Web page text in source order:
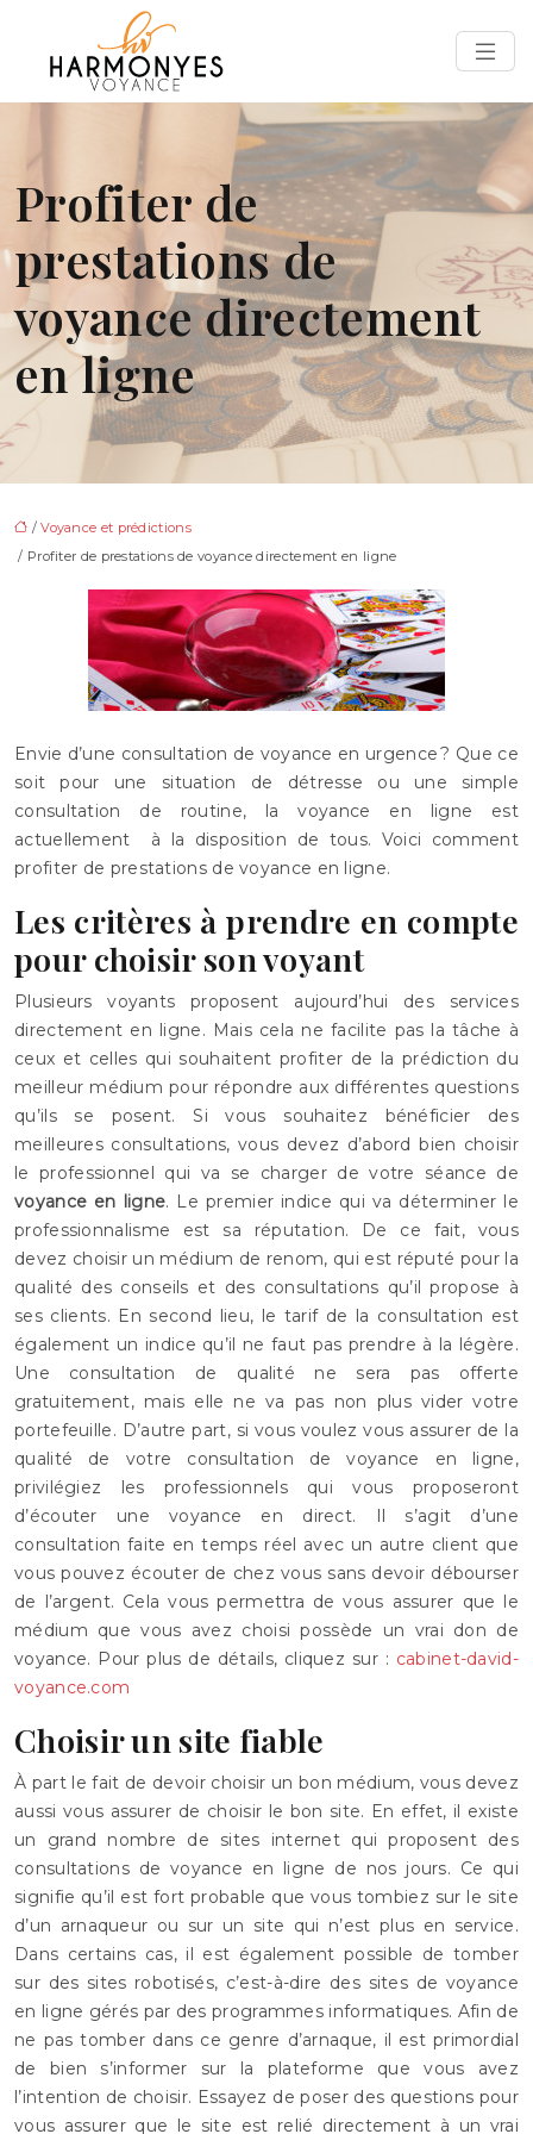
Profiter de
prestations de
voyance directement
en ligne
/Voyance et prédictions
/ Profiter de prestations de voyance directement en ligne
Envie d’une consultation de voyance en urgence ? Que ce
soit pour une situation de détresse ou une simple
consultation de routine, la voyance en ligne est
actuellement à la disposition de tous. Voici comment
profiter de prestations de voyance en ligne.
Les critères à prendre en compte
pour choisir son voyant
Plusieurs voyants proposent aujourd’hui des services
directement en ligne. Mais cela ne facilite pas la tâche à
ceux et celles qui souhaitent profiter de la prédiction du
meilleur médium pour répondre aux différentes questions
qu’ils se posent. Si vous souhaitez bénéficier des
meilleures consultations, vous devez d’abord bien choisir
le professionnel qui va se charger de votre séance de
voyance en ligne. Le premier indice qui va déterminer le
professionnalisme est sa réputation. De ce fait, vous
devez choisir un médium de renom, qui est réputé pour la
qualité des conseils et des consultations qu’il propose à
ses clients. En second lieu, le tarif de la consultation est
également un indice qu’il ne faut pas prendre à la légère.
Une consultation de qualité ne sera pas offerte
gratuitement, mais elle ne va pas non plus vider votre
portefeuille. D’autre part, si vous voulez vous assurer de la
qualité de votre consultation de voyance en ligne,
privilégiez les professionnels qui vous proposeront
d’écouter une voyance en direct. Il s’agit d’une
consultation faite en temps réel avec un autre client que
vous pouvez écouter de chez vous sans devoir débourser
de l’argent. Cela vous permettra de vous assurer que le
médium que vous avez choisi possède un vrai don de
voyance. Pour plus de détails, cliquez sur : cabinet-david-
voyance.com
Choisir un site fiable
À part le fait de devoir choisir un bon médium, vous devez
aussi vous assurer de choisir le bon site. En effet, il existe
un grand nombre de sites internet qui proposent des
consultations de voyance en ligne de nos jours. Ce qui
signifie qu’il est fort probable que vous tombiez sur le site
d’un arnaqueur ou sur un site qui n’est plus en service.
Dans certains cas, il est également possible de tomber
sur des sites robotisés, c’est-à-dire des sites de voyance
en ligne gérés par des programmes informatiques. Afin de
ne pas tomber dans ce genre d’arnaque, il est primordial
de bien s’informer sur la plateforme que vous avez
l’intention de choisir. Essayez de poser des questions pour
vous assurer que le site est relié directement à un vrai